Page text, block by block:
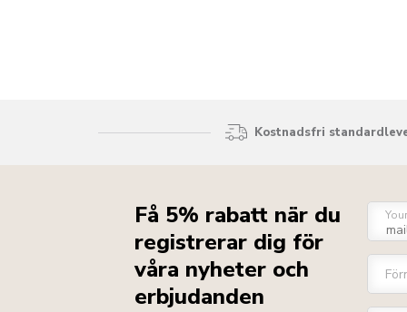
Kostnadsfri
Få 5% rabatt när du
registrerar dig för
våra nyheter och
erbjudanden